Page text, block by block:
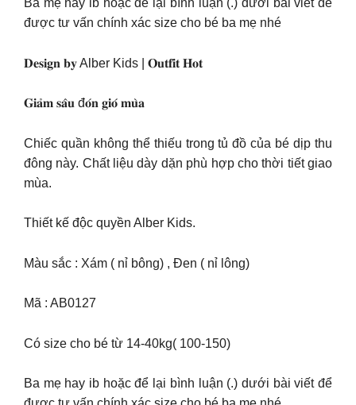
Ba mẹ hay ib hoặc để lại bình luận (.) dưới bài viết để
được tư vấn chính xác size cho bé ba mẹ nhé
𝐃𝐞𝐬𝐢𝐠𝐧 𝐛𝐲 Alber Kids | 𝐎𝐮𝐭𝐟𝐢𝐭 𝐇𝐨𝐭
𝐆𝐢𝐚̉𝐦 𝐬𝐚̂𝐮 đ𝐨́𝐧 𝐠𝐢𝐨́ 𝐦𝐮̀𝐚
Chiếc quần không thể thiếu trong tủ đồ của bé dịp thu
đông này. Chất liệu dày dặn phù hợp cho thời tiết giao
mùa.
Thiết kế độc quyền Alber Kids.
Màu sắc : Xám ( nỉ bông) , Đen ( nỉ lông)
Mã : AB0127
Có size cho bé từ 14-40kg( 100-150)
Ba mẹ hay ib hoặc để lại bình luận (.) dưới bài viết để